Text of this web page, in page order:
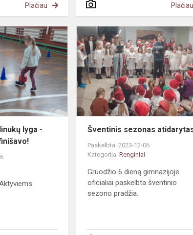
Plačiau Plačiau
Projektas
„Pradinukų
lyga
-
iššūkių
mėnuo“
finišavo!
lyga -
Šventinis sezonas
Paskelbta: 2023-12-06
Kategorija:Renginiai
Gruodžio 6 dieną gimnazijoje
oficialiai paskelbta šventinio
sezono pradžia.